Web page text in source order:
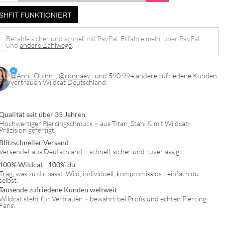
FUNKTIONIERT
Bezahle sicher und schnell mit PayPal. Erfahre mehr über PayPal
undandere Zahlwege
@Anni_Quinn_ @ronnaey_ und 590.994 andere zufriedene Kunden
vertrauen Wildcat Deutschland.
seit über 35 Jahren
Hochwertiger Piercingschmuck – aus Titan, Stahl & mit Wildcat-
Präzision gefertigt.
Blitzschneller Versand
aus Deutschland – schnell, sicher und zuverlässig.
100% Wildcat - 100% du
was zu dir passt. Wild, individuell, kompromisslos - einfach du
zufriedene Kunden weltweit
steht für Vertrauen – bewährt bei Profis und echten Piercing-
Fans.